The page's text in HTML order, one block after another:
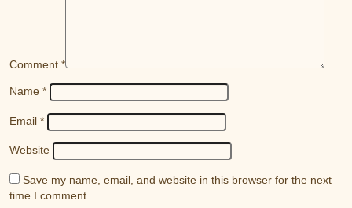
Comment*
Name*
Email*
Website
Save my name, email, and website in this browser for the next
time I comment.